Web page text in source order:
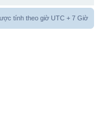
tính theo giờ UTC + 7 Giờ